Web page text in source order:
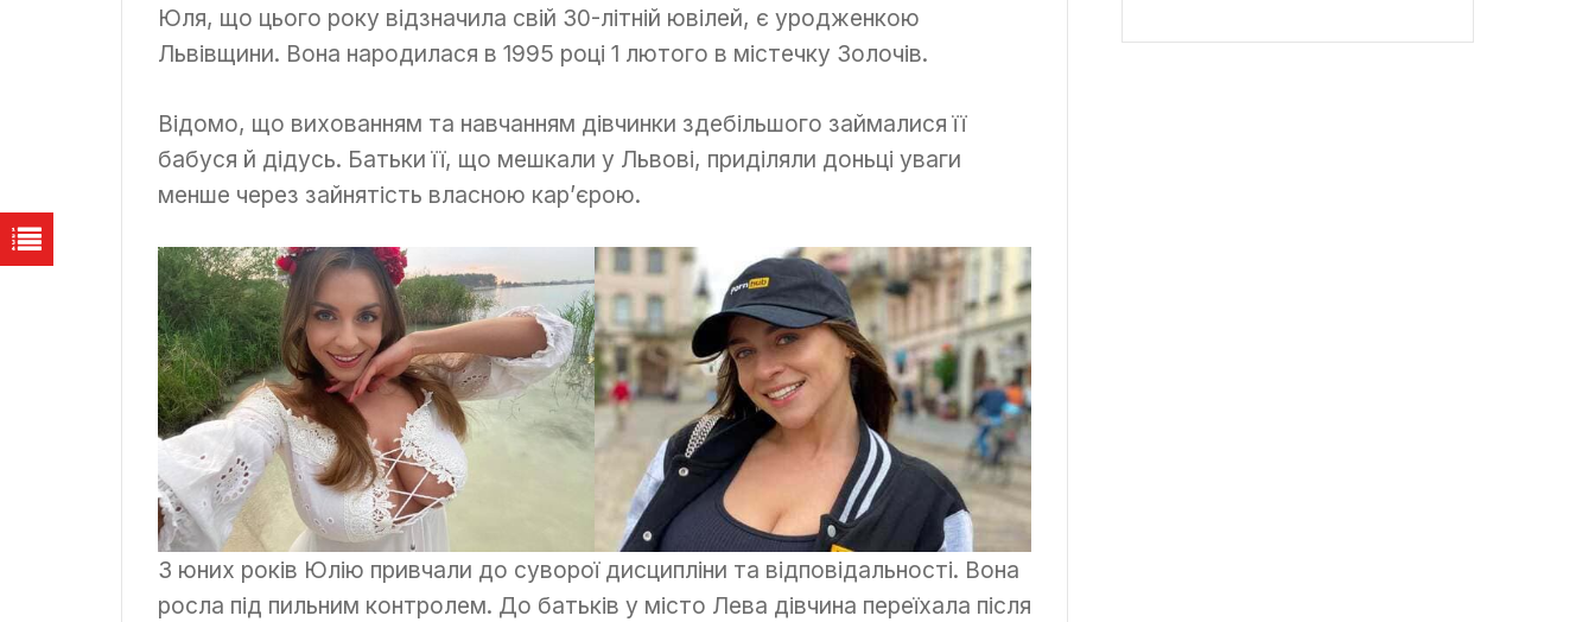
Юля, що цього року відзначила свій 30-літній ювілей, є уродженкою
Львівщини. Вона народилася в 1995 році 1 лютого в містечку Золочів.
Відомо, що вихованням та навчанням дівчинки здебільшого займалися її
бабуся й дідусь. Батьки її, що мешкали у Львові, приділяли доньці уваги
менше через зайнятість власною кар’єрою.
З юних років Юлію привчали до суворої дисципліни та відповідальності. Вона
росла під пильним контролем. До батьків у місто Лева дівчина переїхала після